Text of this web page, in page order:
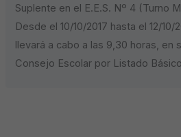
Suplente en el E.E.S. Nº 4 (Turno
Desde el 10/10/2017 hasta el 12/10/
llevará a cabo a las 9,30 horas, en
Consejo Escolar por Listado